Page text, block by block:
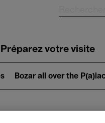
Préparez votre visite
Bozar all over the